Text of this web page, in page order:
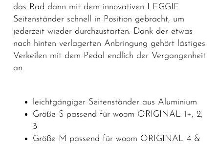
das Rad dann mit dem innovativen LEGGIE
Seitenständer schnell in Position gebracht, um
jederzeit wieder durchzustarten. Dank der etwas
nach hinten verlagerten Anbringung gehört lästiges
Verkeilen mit dem Pedal endlich der Vergangenheit
an.
leichtgängiger Seitenständer aus Aluminium
Größe S passend für woom ORIGINAL 1+, 2,
3
Größe M passend für woom ORIGINAL 4 &